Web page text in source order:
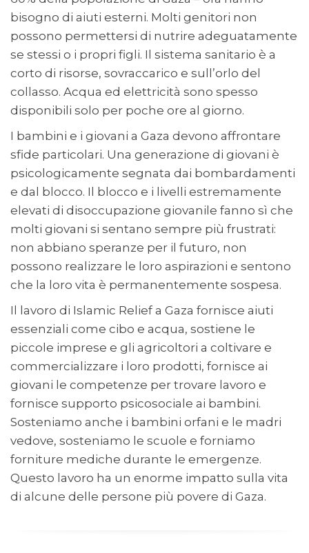
bisogno di aiuti esterni. Molti genitori non
possono permettersi di nutrire adeguatamente
se stessi o i propri figli. Il sistema sanitario è a
corto di risorse, sovraccarico e sull’orlo del
collasso. Acqua ed elettricità sono spesso
disponibili solo per poche ore al giorno.
I bambini e i giovani a Gaza devono affrontare
sfide particolari. Una generazione di giovani è
psicologicamente segnata dai bombardamenti
e dal blocco. Il blocco e i livelli estremamente
elevati di disoccupazione giovanile fanno sì che
molti giovani si sentano sempre più frustrati:
non abbiano speranze per il futuro, non
possono realizzare le loro aspirazioni e sentono
che la loro vita è permanentemente sospesa.
Il lavoro di Islamic Relief a Gaza fornisce aiuti
essenziali come cibo e acqua, sostiene le
piccole imprese e gli agricoltori a coltivare e
commercializzare i loro prodotti, fornisce ai
giovani le competenze per trovare lavoro e
fornisce supporto psicosociale ai bambini.
Sosteniamo anche i bambini orfani e le madri
vedove, sosteniamo le scuole e forniamo
forniture mediche durante le emergenze.
Questo lavoro ha un enorme impatto sulla vita
di alcune delle persone più povere di Gaza.